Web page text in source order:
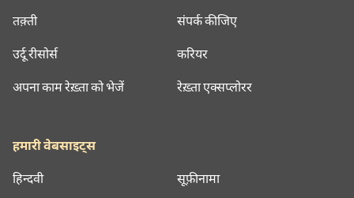
तक़्ती
उर्दू रीसोर्स
अपना काम रेख़्ता को भेजें
संपर्क कीजिए
करियर
रेख़्ता एक्सप्लोरर
हमारी वेबसाइट्स
हिन्दवी सूफ़ीनामा